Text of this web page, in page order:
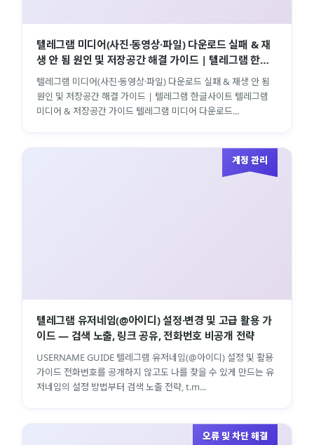
텔레그램 미디어(사진·동영상·파일) 다운로드 실패 & 재
생 안 됨 원인 및 저장공간 해결 가이드 | 텔레그램 한글
사이트
텔레그램 미디어(사진·동영상·파일) 다운로드 실패 & 재생 안 됨
원인 및 저장공간 해결 가이드 | 텔레그램 한글사이트 텔레그램
미디어 & 저장공간 가이드 텔레그램 미디어 다운로드...
계정 관리
텔레그램 유저네임(@아이디) 설정·변경 및 고급 활용 가
이드 — 검색 노출, 링크 공유, 전화번호 비공개 전략
USERNAME GUIDE 텔레그램 유저네임(@아이디) 설정 및 활용
가이드 전화번호를 공개하지 않고도 나를 찾을 수 있게 만드는 유
저네임의 설정 방법부터 검색 노출 전략, t.m...
오류 및 차단 해결